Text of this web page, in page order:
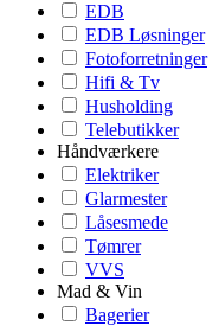
EDB
EDB Løsninger
Fotoforretninger
Hifi & Tv
Husholding
Telebutikker
Håndværkere
Elektriker
Glarmester
Låsesmede
Tømrer
VVS
Mad & Vin
Bagerier